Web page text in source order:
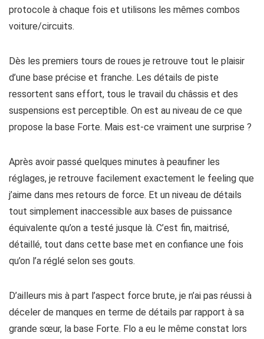
protocole à chaque fois et utilisons les mêmes combos
voiture/circuits.
Dès les premiers tours de roues je retrouve tout le plaisir
d’une base précise et franche. Les détails de piste
ressortent sans effort, tous le travail du châssis et des
suspensions est perceptible. On est au niveau de ce que
propose la base Forte. Mais est-ce vraiment une surprise ?
Après avoir passé quelques minutes à peaufiner les
réglages, je retrouve facilement exactement le feeling que
j’aime dans mes retours de force. Et un niveau de détails
tout simplement inaccessible aux bases de puissance
équivalente qu’on a testé jusque là. C’est fin, maitrisé,
détaillé, tout dans cette base met en confiance une fois
qu’on l’a réglé selon ses gouts.
D’ailleurs mis à part l’aspect force brute, je n’ai pas réussi à
déceler de manques en terme de détails par rapport à sa
grande sœur, la base Forte. Flo a eu le même constat lors